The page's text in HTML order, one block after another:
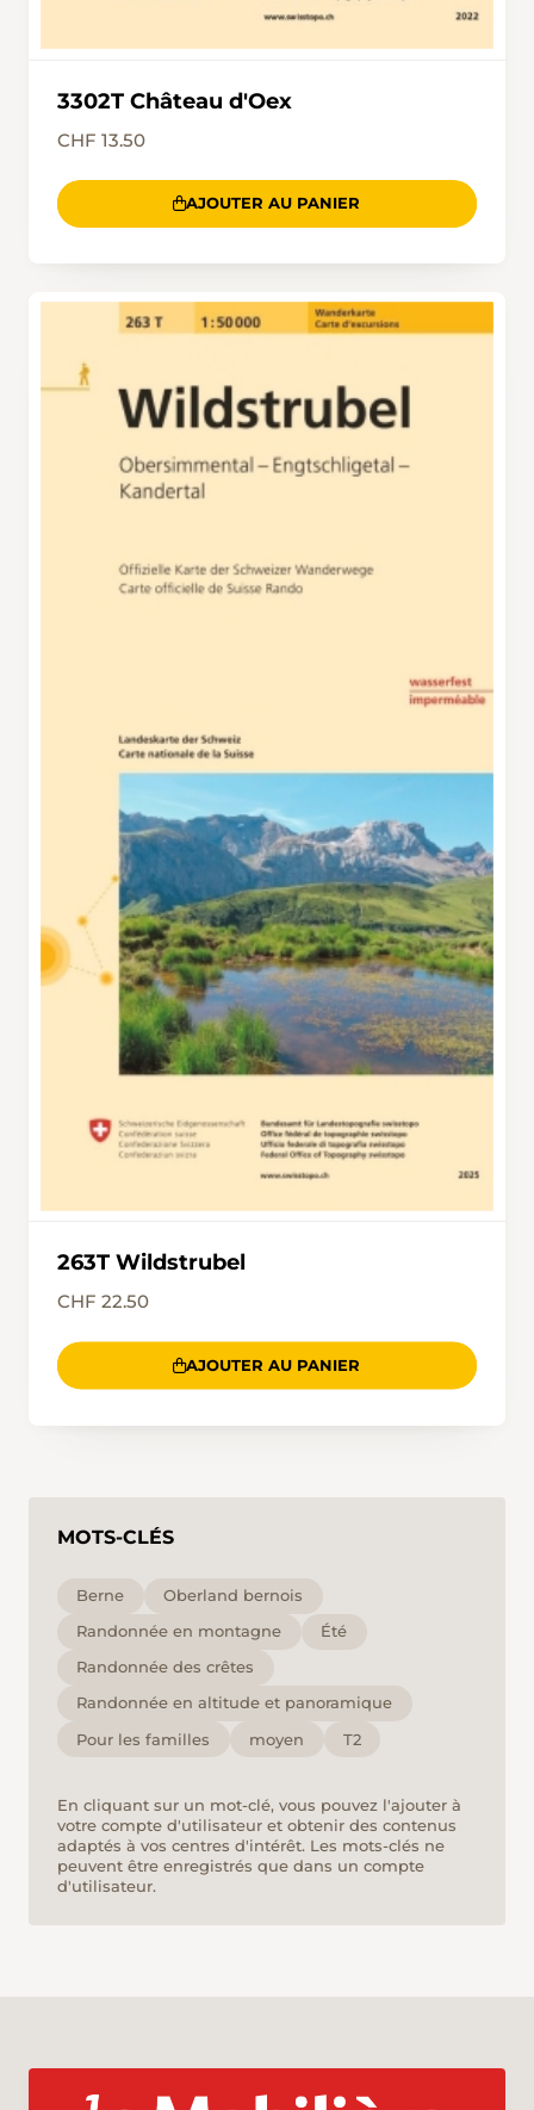
3302T Château d'Oex
CHF 13.50
AJOUTER AU PANIER
263T Wildstrubel
CHF 22.50
AJOUTER AU PANIER
MOTS-CLÉS
Berne
Oberland bernois
Randonnée en montagne
Été
Randonnée des crêtes
Randonnée en altitude et panoramique
Pour les familles
moyen T2
En cliquant sur un mot-clé, vous pouvez l'ajouter à
votre compte d'utilisateur et obtenir des contenus
adaptés à vos centres d'intérêt. Les mots-clés ne
peuvent être enregistrés que dans un compte
d'utilisateur.